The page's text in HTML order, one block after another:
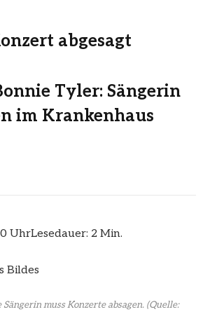
abgesagt
Tyler: Sängerin
im Krankenhaus
UhrLesedauer: 2 Min.
muss Konzerte absagen.(Quelle: